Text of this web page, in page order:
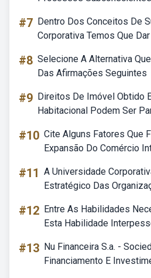
#7 Dentro Dos Conceitos De
Corporativa Temos Que
#8 Selecione A Alternativa
Das Afirmações Seguintes
#9 Direitos De Imóvel Obtido
Habitacional Podem Ser
#10 Cite Alguns Fatores Que
Expansão Do Comércio
#11 A Universidade
Estratégico Das
#12 Entre As Habilidades
Esta Habilidade
#13 Nu Financeira S.a. -
Financiamento E